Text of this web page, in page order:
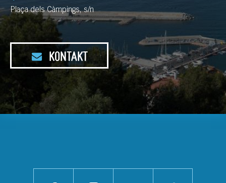
Plaça dels Càmpings, s/n
KONTAKT